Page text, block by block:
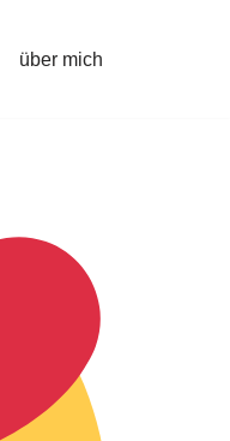
über mich